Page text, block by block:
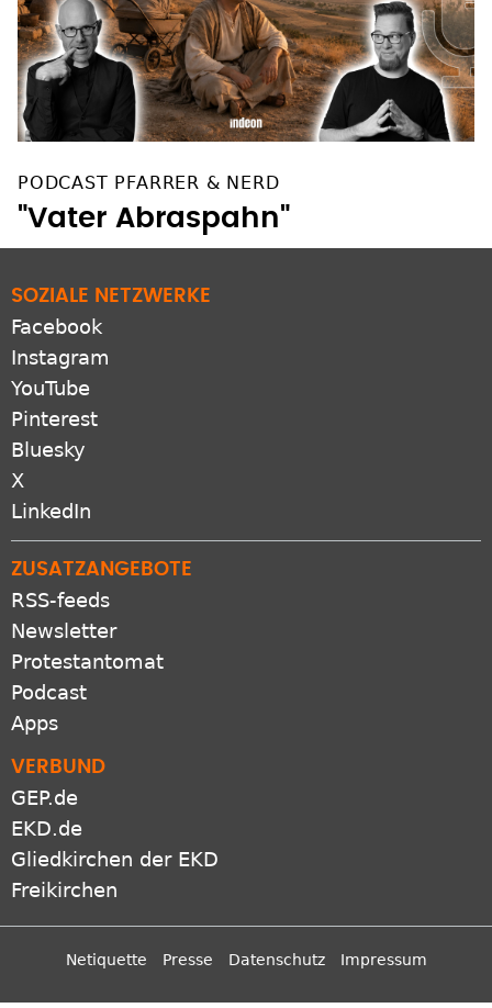
"Vater Abraspahn"
Facebook
Instagram
YouTube
Pinterest
Bluesky
X
LinkedIn
RSS-feeds
Newsletter
Protestantomat
Podcast
Apps
GEP.de
EKD.de
Gliedkirchen der EKD
Freikirchen